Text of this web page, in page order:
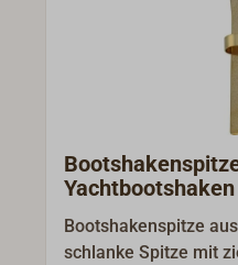
Yachtbootshaken
Bootshakenspitze
schlanke Spitze mit